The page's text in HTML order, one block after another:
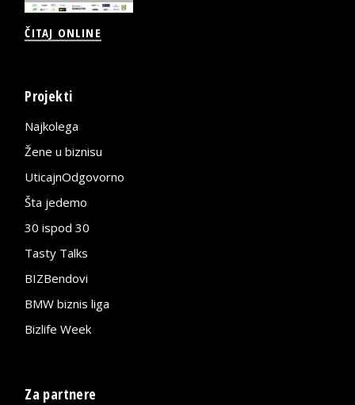
ČITAJ ONLINE
Projekti
Najkolega
Žene u biznisu
UticajnOdgovorno
Šta jedemo
30 ispod 30
Tasty Talks
BIZBendovi
BMW biznis liga
Bizlife Week
Za partnere